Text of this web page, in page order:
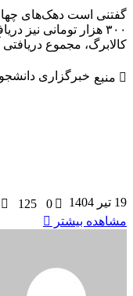
گفتنی است دهک‌های چهارم
۳۰۰ هزار تومانی نیز
کالابرگ، مجموع دریافتی آنها به ۶۵۰ هزار تومان
منبع خبرگزاری دانشجو
19 تیر 1404 0
مشاهده بیشتر